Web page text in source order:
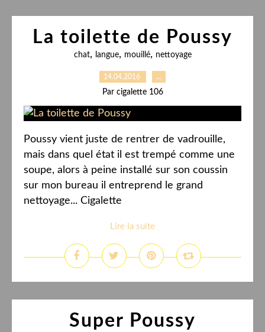
La toilette de Poussy
chat, langue, mouillé, nettoyage
14.04.2016 …
Par cigalette 106
Poussy vient juste de rentrer de vadrouille,
mais dans quel état il est trempé comme une
soupe, alors à peine installé sur son coussin
sur mon bureau il entreprend le grand
nettoyage... Cigalette
Lire la suite
Super Poussy